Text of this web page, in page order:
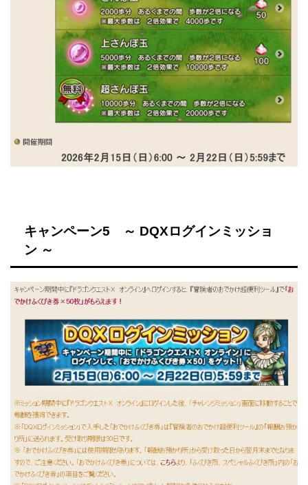
キャンペーン5 ～ DQXログインミッショ
ン ～